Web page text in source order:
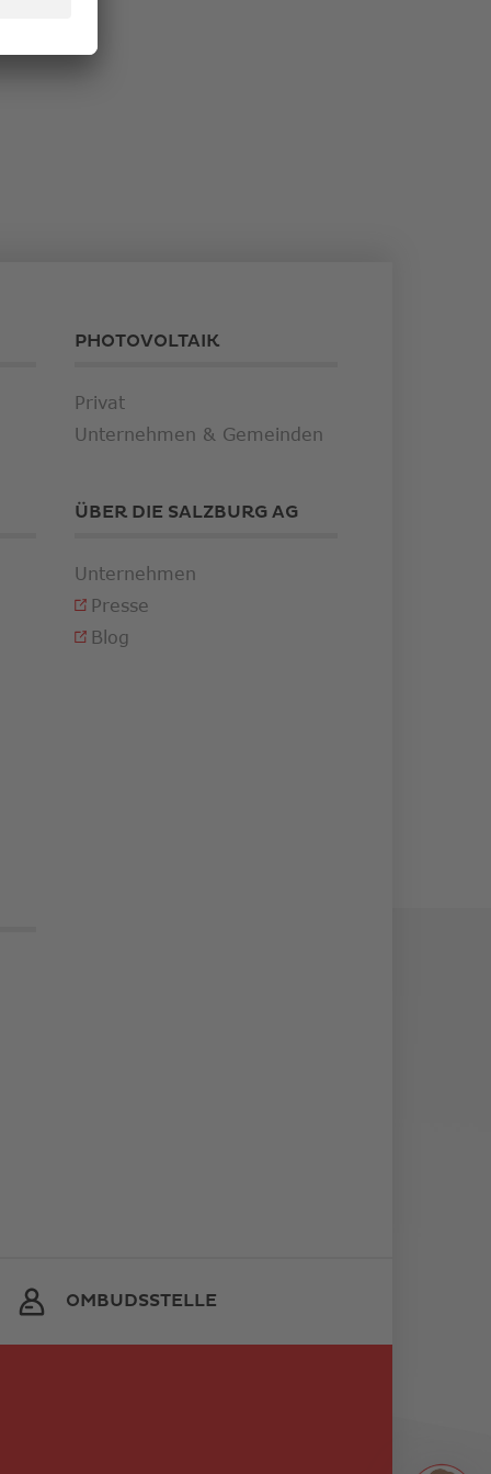
PHOTOVOLTAIK
Privat
Unternehmen & Gemeinden
ÜBER DIE SALZBURG AG
Unternehmen
Presse
Blog
OMBUDSSTELLE